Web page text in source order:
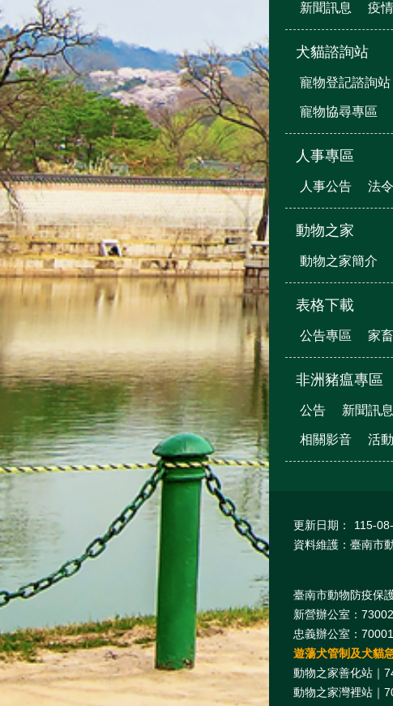
新聞訊息 疫
犬貓諮詢站
寵物登記諮詢站
寵物協尋專區
人事專區
人事公告 法
動物之家
動物之家簡介
表格下載
公告專區 家
非洲豬瘟專區
公告 新聞訊息
相關影音 活
更新日期：
115-
資料維護：臺南市
臺南市動物防疫保
新營辦公室：
忠義辦公室：
遊蕩犬管制及犬貓
動物之家善化站｜
動物之家灣裡站｜